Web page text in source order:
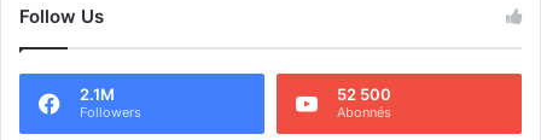
Follow Us
2.1M
Followers
52 500
Abonnés